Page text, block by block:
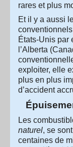
rares et plus
Et il y a aussi
États-Unis par
l’Alberta
exploiter, elle
plus en plus
d’accident
Les
naturel, se
centaines de